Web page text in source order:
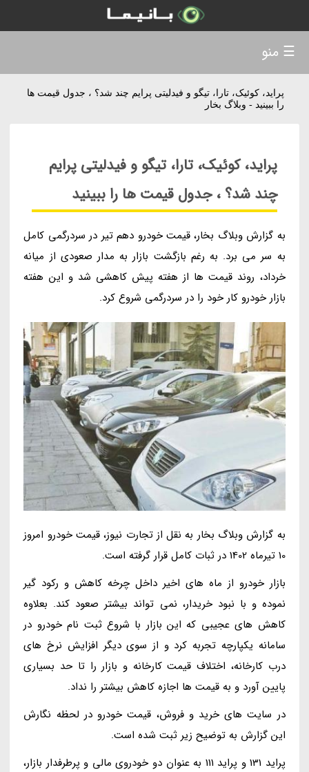
پراید، کوئیک، تارا، تیگو و فیدلیتی پرایم چند شد؟ ، جدول قیمت ها
را ببینید - وبلاگ بخار
پراید، کوئیک، تارا، تیگو و فیدلیتی پرایم
چند شد؟ ، جدول قیمت ها را ببینید
به گزارش وبلاگ بخار، قیمت خودرو دهم تیر در سردرگمی کامل
به سر می برد. به رغم بازگشت بازار به مدار صعودی از میانه
خرداد، روند قیمت ها از هفته پیش کاهشی شد و این هفته
بازار خودرو کار خود را در سردرگمی شروع کرد.
به گزارش وبلاگ بخار به نقل از تجارت نیوز، قیمت خودرو امروز
10 تیرماه 1402 در ثبات کامل قرار گرفته است.
بازار خودرو از ماه های اخیر داخل چرخه کاهش و رکود گیر
نموده و با نبود خریدار، نمی تواند بیشتر صعود کند. بعلاوه
کاهش های عجیبی که این بازار با شروع ثبت نام خودرو در
سامانه یکپارچه تجربه کرد و از سوی دیگر افزایش نرخ های
درب کارخانه، اختلاف قیمت کارخانه و بازار را تا حد بسیاری
پایین آورد و به قیمت ها اجازه کاهش بیشتر را نداد.
در سایت های خرید و فروش، قیمت خودرو در لحظه نگارش
این گزارش به توضیح زیر ثبت شده است.
پراید 131 و پراید 111 به عنوان دو خودروی مالی و پرطرفدار بازار،
☰ منو